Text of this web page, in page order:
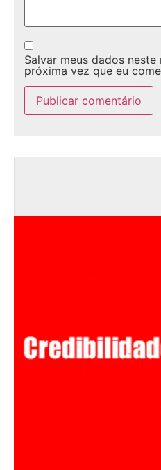
Salvar meus dados
próxima vez que eu